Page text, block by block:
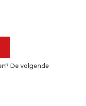
De volgende